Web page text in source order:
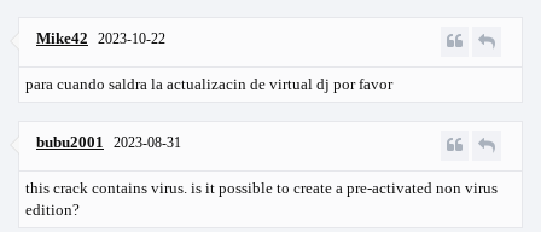
Mike42 2023-10-22
para cuando saldra la actualizacin de virtual dj por favor
bubu2001 2023-08-31
this crack contains virus. is it possible to create a pre-activated non virus
edition?